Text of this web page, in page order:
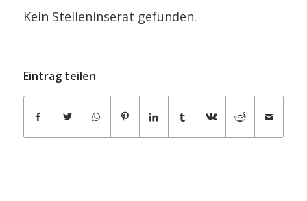
Kein Stelleninserat gefunden.
Eintrag teilen